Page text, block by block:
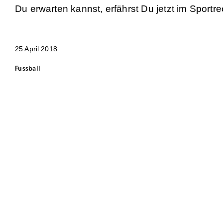
Du erwarten kannst, erfährst Du jetzt im
25 April 2018
Fussball